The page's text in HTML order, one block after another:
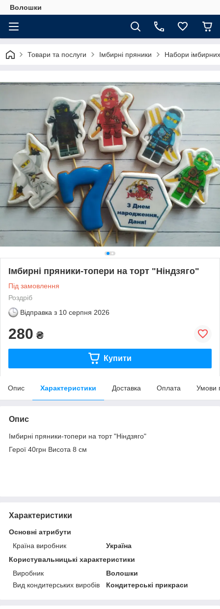
Волошки
Товари та послуги Імбирні пряники Набори
Імбирні пряники-топери на торт "Ніндзяго"
Під замовлення
Роздріб
Відправка з 10 серпня 2026
280 ₴
Купити
Опис Характеристики Доставка Оплата Умови
Опис
Імбирні пряники-топери на торт "Ніндзяго"
Герої 40грн Висота 8 см
Характеристики
Основні атрибути
Країна виробник
Україна
Користувальницькі характеристики
Виробник
Волошки
Вид кондитерських виробів
Кондитерські прикраси